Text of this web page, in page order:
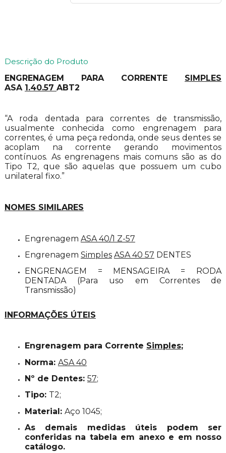
Descrição do Produto
ENGRENAGEM PARA CORRENTE SIMPLES
ASA 1.40.57 ABT2
“A roda dentada para correntes de transmissão,
usualmente conhecida como engrenagem para
correntes, é uma peça redonda, onde seus dentes se
acoplam na corrente gerando movimentos
contínuos. As engrenagens mais comuns são as do
Tipo T2, que são aquelas que possuem um cubo
unilateral fixo.”
NOMES SIMILARES
Engrenagem ASA 40/1 Z-57
Engrenagem Simples ASA 40 57 DENTES
ENGRENAGEM = MENSAGEIRA = RODA
DENTADA (Para uso em Correntes de
Transmissão)
INFORMAÇÕES ÚTEIS
Engrenagem para Corrente Simples;
Norma: ASA 40
Nº de Dentes: 57;
Tipo: T2;
Material: Aço 1045;
As demais medidas úteis podem ser
conferidas na tabela em anexo e em nosso
catálogo.